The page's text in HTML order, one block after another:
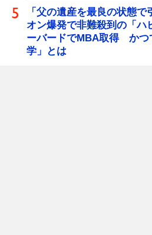
「父の遺産を最良の状態
オン爆発で非難殺到の「ハ
ーバードでMBA取得 かつ
学」とは